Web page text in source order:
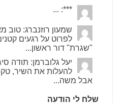
***: ...
שמעון רוזנברג: טוב
לפרוט על רגעים
"שגרת" דור ראשון...
יעל גלוברמן: תודה
להעלות את השיר,
אבל משה...
שלח לי הודעה